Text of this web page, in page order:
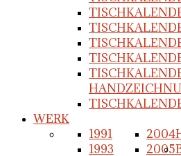
WERK
1991
1993
2004
2005